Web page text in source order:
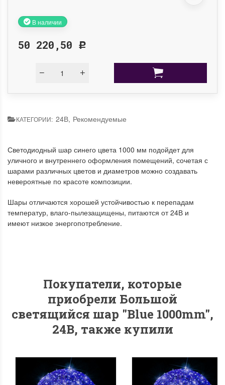
В наличии
50 220,50 Р
КАТЕГОРИИ: 24В, Рекомендуемые
Светодиодный шар синего цвета 1000 мм подойдет для
уличного и внутреннего оформления помещений, сочетая с
шарами различных цветов и диаметров можно создавать
невероятные по красоте композиции.
Шары отличаются хорошей устойчивостью к перепадам
температур, влаго-пылезащищены, питаются от 24В и
имеют низкое энергопотребление.
Покупатели, которые
приобрели Большой
светящийся шар "Blue 1000mm",
24B, также купили